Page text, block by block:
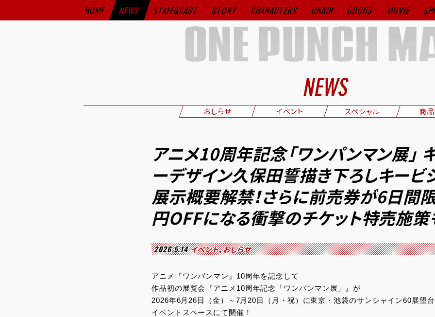
HOME NEWS STAFF&CAST STORY CHARACTERS ONAIR GOODS MOVIE
おしらせ イベント スペシャル 商
アニメ10周年記念「ワンパンマン展」
ーデザイン久保田誓描き下ろしキービ
展示概要解禁！さらに前売券が6日間
円OFFになる衝撃のチケット特売施策
2026.5.14 イベント、おしらせ
アニメ『ワンパンマン』10周年を記念して
作品初の展覧会『アニメ10周年記念「ワンパンマン展」』が
2026年6月26日（金）～7月20日（月・祝）に東京・池袋のサンシャイン60展望
イベントスペースにて開催！